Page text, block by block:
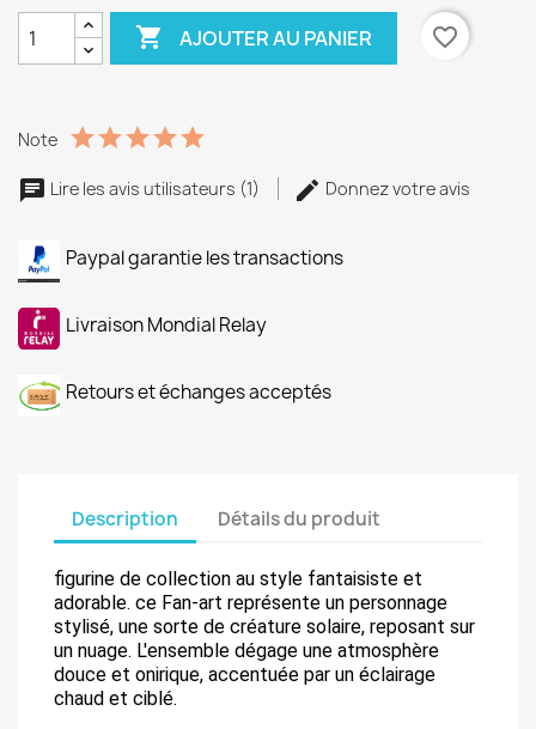
 AJOUTER AU PANIER favorite_border
Note
Lire les avis utilisateurs (1) Donnez votre avis
Paypal garantie les transactions
Livraison Mondial Relay
Retours et échanges acceptés
Description Détails du produit
figurine de collection au style fantaisiste et
adorable. ce Fan-art représente un personnage
stylisé, une sorte de créature solaire, reposant sur
un nuage. L'ensemble dégage une atmosphère
douce et onirique, accentuée par un éclairage
chaud et ciblé.